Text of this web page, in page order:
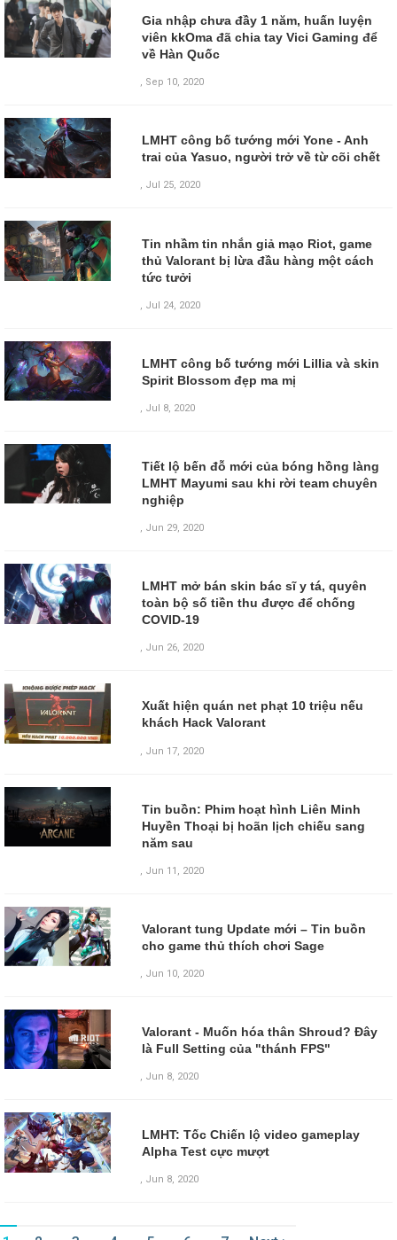
Gia nhập chưa đầy 1 năm, huấn luyện
viên kkOma đã chia tay Vici Gaming để
về Hàn Quốc
, Sep 10, 2020
LMHT công bố tướng mới Yone - Anh
trai của Yasuo, người trở về từ cõi chết
, Jul 25, 2020
Tin nhầm tin nhắn giả mạo Riot, game
thủ Valorant bị lừa đầu hàng một cách
tức tưởi
, Jul 24, 2020
LMHT công bố tướng mới Lillia và skin
Spirit Blossom đẹp ma mị
, Jul 8, 2020
Tiết lộ bến đỗ mới của bóng hồng làng
LMHT Mayumi sau khi rời team chuyên
nghiệp
, Jun 29, 2020
LMHT mở bán skin bác sĩ y tá, quyên
toàn bộ số tiền thu được để chống
COVID-19
, Jun 26, 2020
Xuất hiện quán net phạt 10 triệu nếu
khách Hack Valorant
Jun 17, 2020
Tin buồn: Phim hoạt hình Liên Minh
Huyền Thoại bị hoãn lịch chiếu sang
năm sau
, Jun 11, 2020
Valorant tung Update mới – Tin buồn
cho game thủ thích chơi Sage
, Jun 10, 2020
Valorant - Muốn hóa thân Shroud? Đây
là Full Setting của "thánh FPS"
, Jun 8, 2020
LMHT: Tốc Chiến lộ video gameplay
Alpha Test cực mượt
, Jun 8, 2020